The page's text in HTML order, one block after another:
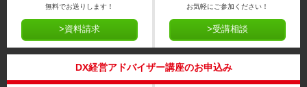
無料でお送りします！
>資料請求
お気軽にご参加ください！
>受講相談
DX経営アドバイザー講座のお申込み